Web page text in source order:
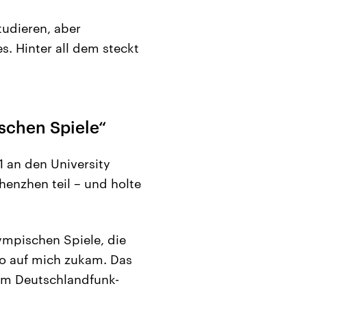
aber
Hinter all dem steckt
Spiele“
an den University
teil – und holte
Spiele, die
auf mich zukam. Das
Deutschlandfunk-